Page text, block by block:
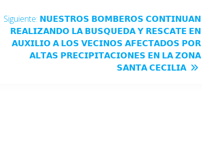
Siguiente: 𝗡𝗨𝗘𝗦𝗧𝗥𝗢𝗦 𝗕𝗢𝗠𝗕𝗘𝗥𝗢𝗦 𝗖𝗢𝗡𝗧𝗜𝗡𝗨𝗔𝗡
𝗥𝗘𝗔𝗟𝗜𝗭𝗔𝗡𝗗𝗢 𝗟𝗔 𝗕𝗨𝗦𝗤𝗨𝗘𝗗𝗔 𝗬 𝗥𝗘𝗦𝗖𝗔𝗧𝗘 𝗘𝗡
𝗔𝗨𝗫𝗜𝗟𝗜𝗢 𝗔 𝗟𝗢𝗦 𝗩𝗘𝗖𝗜𝗡𝗢𝗦 𝗔𝗙𝗘𝗖𝗧𝗔𝗗𝗢𝗦 𝗣𝗢𝗥
𝗔𝗟𝗧𝗔𝗦 𝗣𝗥𝗘𝗖𝗜𝗣𝗜𝗧𝗔𝗖𝗜𝗢𝗡𝗘𝗦 𝗘𝗡 𝗟𝗔 𝗭𝗢𝗡𝗔
𝗦𝗔𝗡𝗧𝗔 𝗖𝗘𝗖𝗜𝗟𝗜𝗔